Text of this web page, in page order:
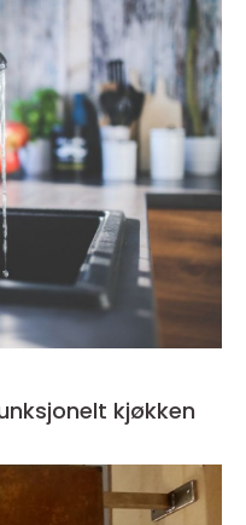
i et funksjonelt kjøkken